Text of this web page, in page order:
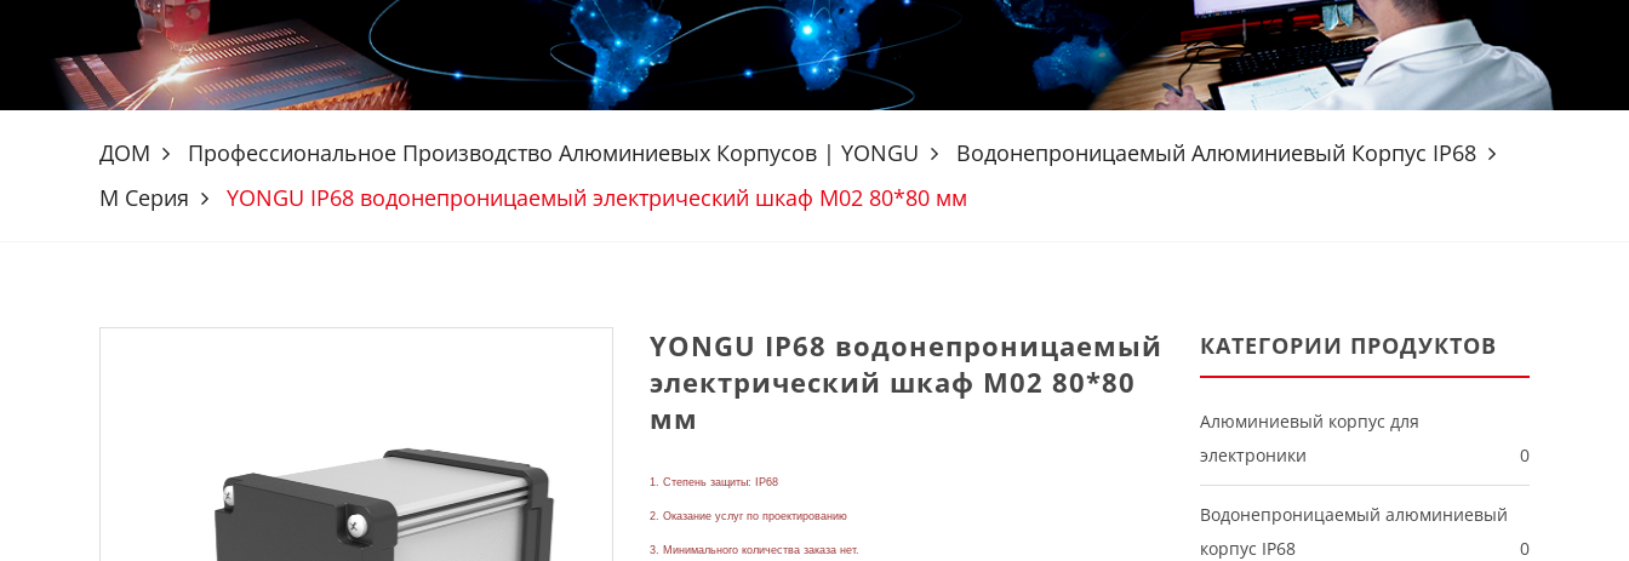
ДОМ Профессиональное Производство Алюминиевых Корпусов | YONGU
Водонепроницаемый Алюминиевый Корпус IP68
М Серия
YONGU IP68 водонепроницаемый электрический шкаф M02 80*80 мм
YONGU IP68 водонепроницаемый
электрический шкаф M02 80*80
мм
1. Степень защиты: IP68
2. Оказание услуг по проектированию
3. Минимального количества заказа нет.
КАТЕГОРИИ ПРОДУКТОВ
Алюминиевый корпус для
электроники
0
Водонепроницаемый алюминиевый
корпус IP68
0